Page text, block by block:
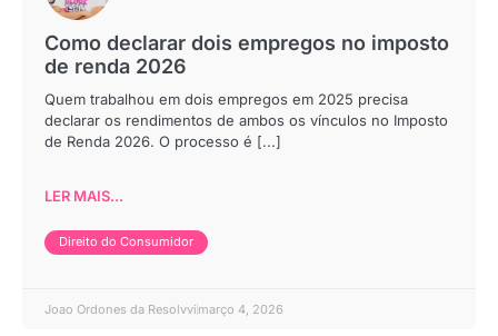
Como declarar dois empregos no imposto
de renda 2026
Quem trabalhou em dois empregos em 2025 precisa
declarar os rendimentos de ambos os vínculos no Imposto
de Renda 2026. O processo é [...]
LER MAIS...
Direito do Consumidor
Joao Ordones da Resolvvi março 4, 2026